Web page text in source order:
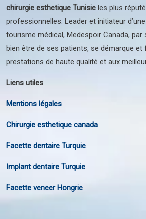
chirurgie esthetique Tunisie les plus
professionnelles. Leader et initiateur
tourisme médical, Medespoir Canada,
bien être de ses patients, se démarque et
prestations de haute qualité et aux
Liens utiles
Mentions légales
Chirurgie esthetique canada
Facette dentaire Turquie
Implant dentaire Turquie
Facette veneer Hongrie